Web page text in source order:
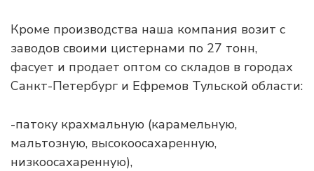
Кроме производства наша компания возит с
заводов своими цистернами по 27 тонн,
фасует и продает оптом со складов в городах
Санкт-Петербург и Ефремов Тульской области:
-патоку крахмальную (карамельную,
мальтозную, высокоосахаренную,
низкоосахаренную),